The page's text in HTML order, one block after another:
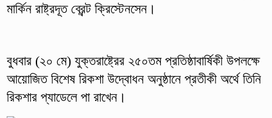
মার্কিন রাষ্ট্রদূত ব্রেন্ট ক্রিস্টেনসেন।
বুধবার (২০ মে) যুক্তরাষ্ট্রের ২৫০তম প্রতিষ্ঠাবার্ষিকী উপলক্ষে
আয়োজিত বিশেষ রিকশা উদ্বোধন অনুষ্ঠানে প্রতীকী অর্থে তিনি
রিকশার প্যাডেলে পা রাখেন।